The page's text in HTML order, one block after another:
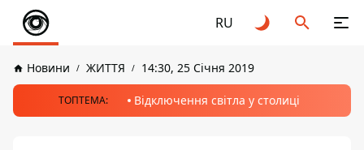
RU
Новини ЖИТТЯ 14:30, 25 Січня 2019
ТОПТЕМА: Відключення світла у столиці